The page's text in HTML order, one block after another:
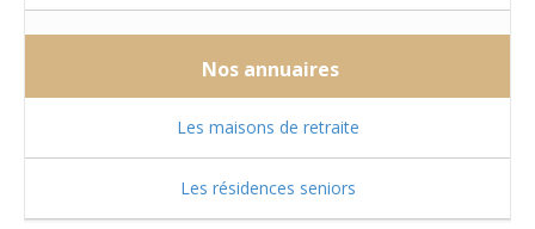
Nos annuaires
Les maisons de retraite
Les résidences seniors